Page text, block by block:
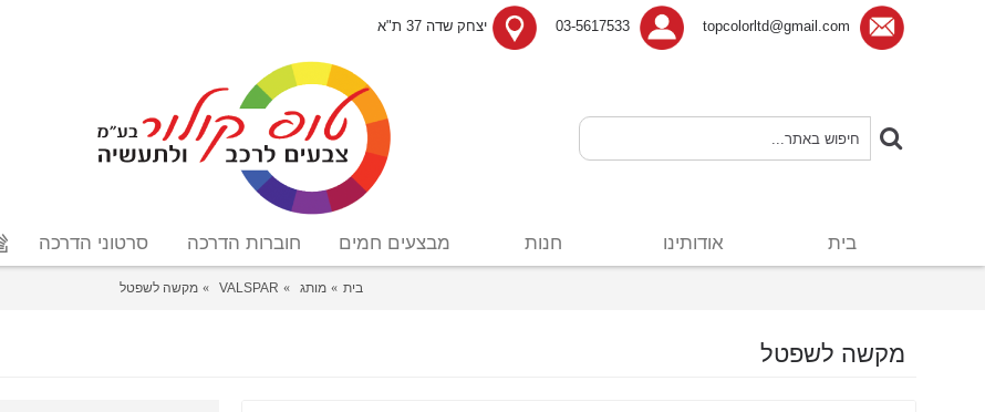
topcolorltd@gmail.com
03-5617533 יצחק שדה 37 ת"א
בית אודותינו חנות מבצעים חמים חוברות הדרכה סרטוני הדרכה
בית מותג VALSPAR מקשה לשפטל
מקשה לשפטל